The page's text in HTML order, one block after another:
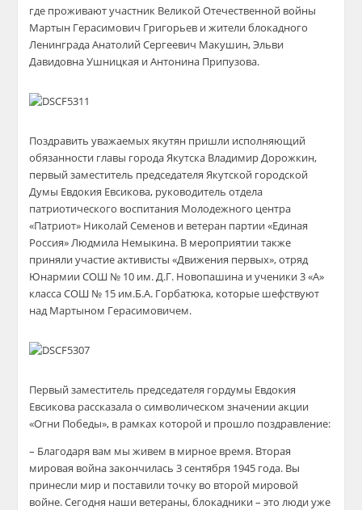
где проживают участник Великой Отечественной войны
Мартын Герасимович Григорьев и жители блокадного
Ленинграда Анатолий Сергеевич Макушин, Эльви
Давидовна Ушницкая и Антонина Припузова.
Поздравить уважаемых якутян пришли исполняющий
обязанности главы города Якутска Владимир Дорожкин,
первый заместитель председателя Якутской городской
Думы Евдокия Евсикова, руководитель отдела
патриотического воспитания Молодежного центра
«Патриот» Николай Семенов и ветеран партии «Единая
Россия» Людмила Немыкина. В мероприятии также
приняли участие активисты «Движения первых», отряд
Юнармии СОШ № 10 им. Д.Г. Новопашина и ученики 3 «А»
класса СОШ № 15 им.Б.А. Горбатюка, которые шефствуют
над Мартыном Герасимовичем.
Первый заместитель председателя гордумы Евдокия
Евсикова рассказала о символическом значении акции
«Огни Победы», в рамках которой и прошло поздравление:
– Благодаря вам мы живем в мирное время. Вторая
мировая война закончилась 3 сентября 1945 года. Вы
принесли мир и поставили точку во второй мировой
войне. Сегодня наши ветераны, блокадники – это люди уже